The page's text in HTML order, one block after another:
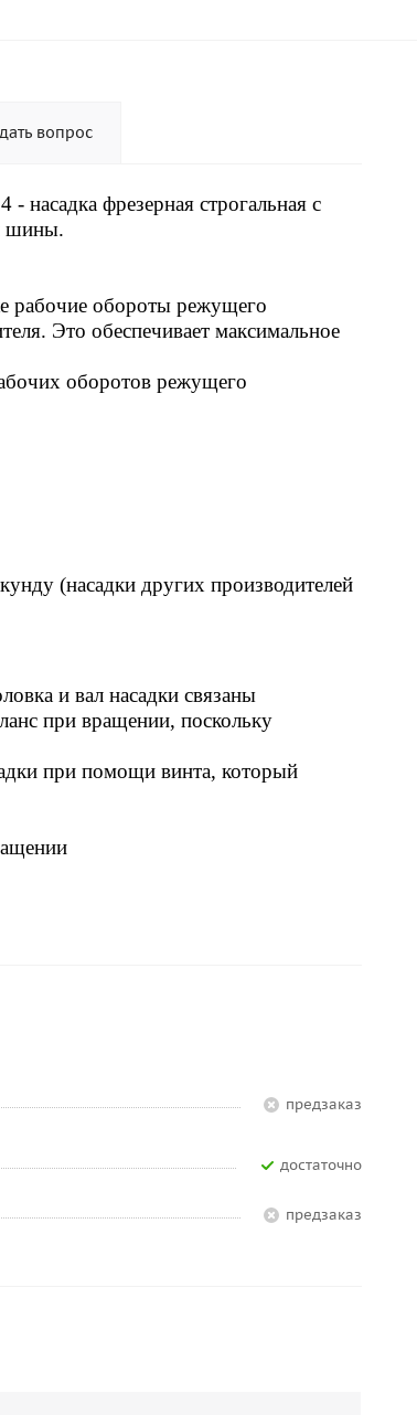
вопрос
фрезерная строгальная с
шины.
рабочие обороты режущего
Это обеспечивает максимальное
оборотов режущего
(насадки других производителей
и вал насадки связаны
при вращении, поскольку
при помощи винта, который
Предзаказ
Достаточно
Предзаказ